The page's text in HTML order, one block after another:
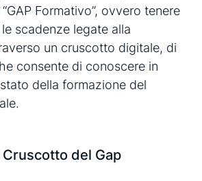
Formativo”, ovvero tenere
scadenze legate alla
un cruscotto digitale, di
consente di conoscere in
della formazione del
del Gap